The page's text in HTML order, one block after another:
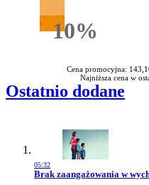
10%Rabatu
Cena promocyjna:
Najniższa cena w
Ostatnio dodane
05:32
Przejdź do artykułu:
Brak zaangażowania w